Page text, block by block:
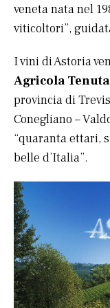
veneta nata nel
viticoltori”,
I vini di Astoria
Agricola
provincia di
Conegliano –
“quaranta ettari,
belle d’Italia”.